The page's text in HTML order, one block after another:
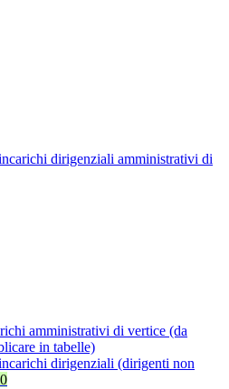
dirigenziali amministrativi di
amministrativi di vertice (da
in tabelle)
dirigenziali (dirigenti non